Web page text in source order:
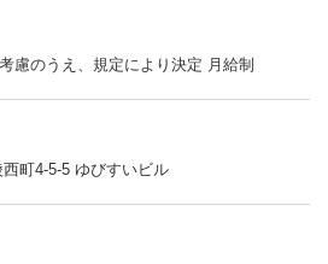
慮のうえ、規定により決定 月給制
町4-5-5 ゆびすいビル